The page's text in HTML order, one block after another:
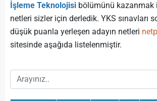
İşleme Teknolojisi bölümünü kazanmak
netleri sizler için derledik. YKS sınavları
düşük puanla yerleşen adayın netleri
sitesinde aşağıda listelenmiştir.